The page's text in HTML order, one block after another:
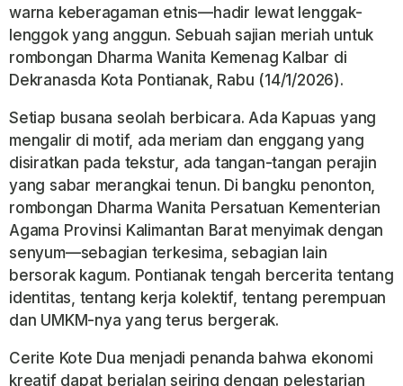
warna keberagaman etnis—hadir lewat lenggak-
lenggok yang anggun. Sebuah sajian meriah untuk
rombongan Dharma Wanita Kemenag Kalbar di
Dekranasda Kota Pontianak, Rabu (14/1/2026).
Setiap busana seolah berbicara. Ada Kapuas yang
mengalir di motif, ada meriam dan enggang yang
disiratkan pada tekstur, ada tangan-tangan perajin
yang sabar merangkai tenun. Di bangku penonton,
rombongan Dharma Wanita Persatuan Kementerian
Agama Provinsi Kalimantan Barat menyimak dengan
senyum—sebagian terkesima, sebagian lain
bersorak kagum. Pontianak tengah bercerita tentang
identitas, tentang kerja kolektif, tentang perempuan
dan UMKM-nya yang terus bergerak.
Cerite Kote Dua menjadi penanda bahwa ekonomi
kreatif dapat berjalan seiring dengan pelestarian